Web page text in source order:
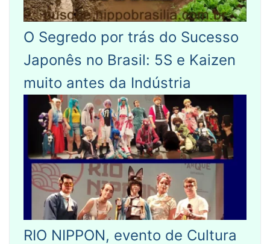
O Segredo por trás do Sucesso
Japonês no Brasil: 5S e Kaizen
muito antes da Indústria
RIO NIPPON, evento de Cultura